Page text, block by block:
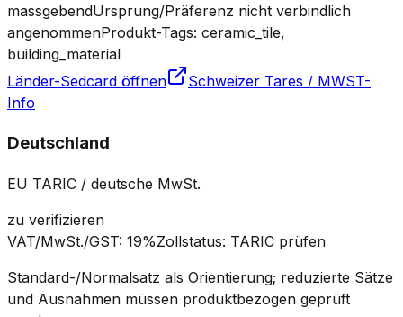
massgebendUrsprung/Präferenz nicht verbindlich
angenommenProdukt-Tags: ceramic_tile,
building_material
Länder-Sedcard öffnen
Schweizer Tares / MWST-
Info
Deutschland
EU TARIC / deutsche MwSt.
zu verifizieren
VAT/MwSt./GST: 19%Zollstatus: TARIC prüfen
Standard-/Normalsatz als Orientierung; reduzierte Sätze
und Ausnahmen müssen produktbezogen geprüft